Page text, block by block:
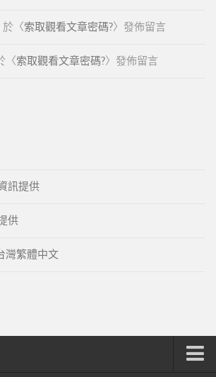
於〈索取觀看文章密碼?〉發佈留言
〈索取觀看文章密碼?〉發佈留言
訊提供
供
灣繁體中文